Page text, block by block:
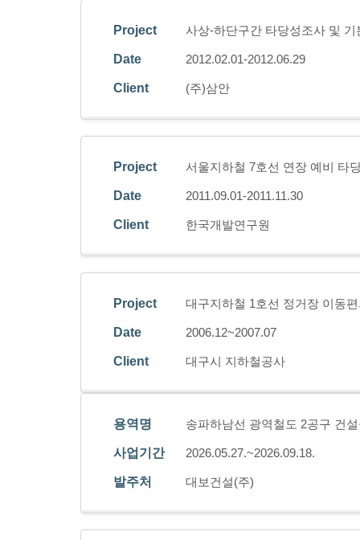
Project 사상-하단구간 타당성조사 및 기
Date 2012.02.01-2012.06.29
Client (주)삼안
Project 서울지하철 7호선 연장 예비 타
Date 2011.09.01-2011.11.30
Client 한국개발연구원
Project 대구지하철 1호선 정거장 이동
Date 2006.12~2007.07
Client 대구시 지하철공사
용역명 송파하남선 광역철도 2공구 건
사업기간 2026.05.27.~2026.09.18.
발주처 대보건설(주)